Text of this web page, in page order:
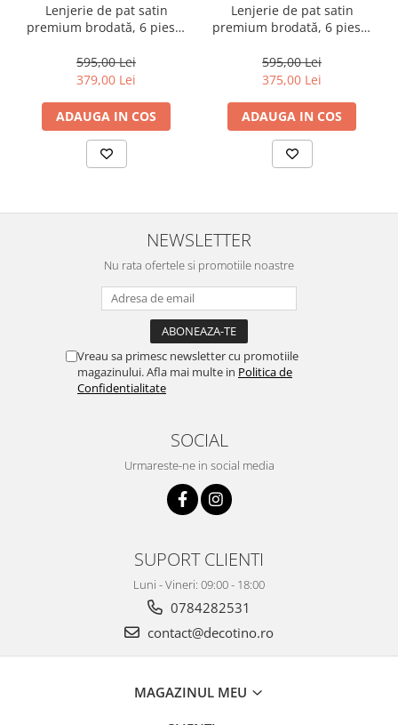
Lenjerie de pat satin
premium brodată, 6 piese,
King - Anthracite
595,00 Lei
379,00 Lei
ADAUGA IN COS
Lenjerie de pat satin
premium brodată, 6 piese,
Genny - White
595,00 Lei
375,00 Lei
ADAUGA IN COS
NEWSLETTER
Nu rata ofertele si promotiile noastre
Vreau sa primesc newsletter cu promotiile
magazinului. Afla mai multe in Politica de
Confidentialitate
SOCIAL
Urmareste-ne in social media
SUPORT CLIENTI
Luni - Vineri: 09:00 - 18:00
0784282531
contact@decotino.ro
MAGAZINUL MEU